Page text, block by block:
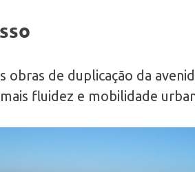
obras de duplicação da
fluidez e mobilidade